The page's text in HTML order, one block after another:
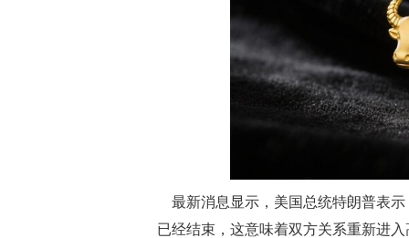
最新消息显示，美国总统特朗普表
已经结束，这意味着双方关系重新进